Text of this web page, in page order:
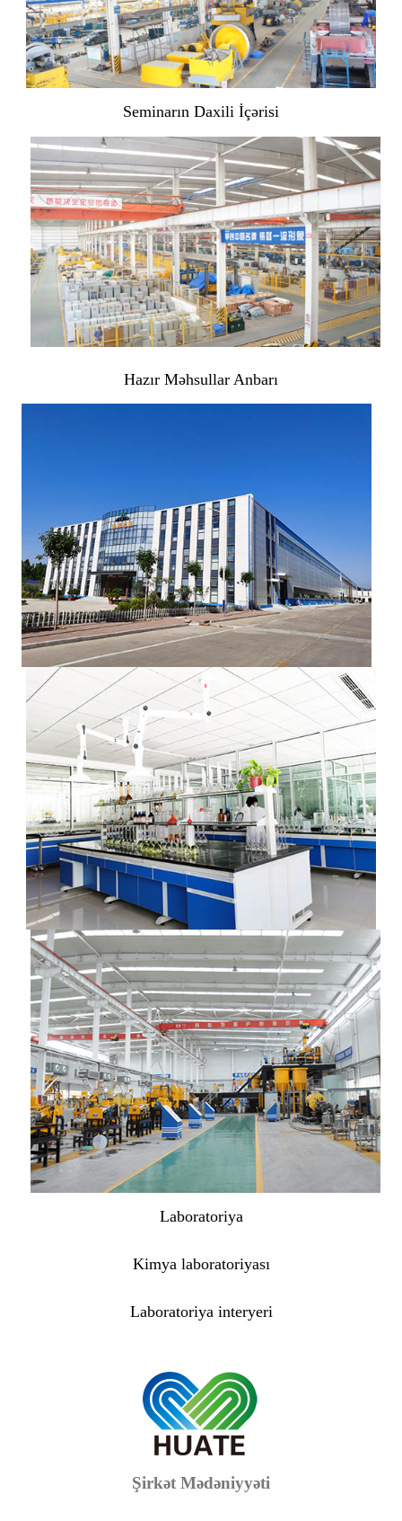
Seminarın Daxili İçərisi
Hazır Məhsullar Anbarı
Laboratoriya
Kimya laboratoriyası
Laboratoriya interyeri
Şirkət Mədəniyyəti